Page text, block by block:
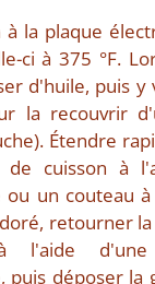
à la plaque
ci à 375 °F.
d'huile, puis
la recouvrir
Étendre
cuisson à
un couteau
retourner
l'aide d'une
puis déposer la